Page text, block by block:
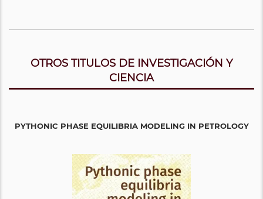
OTROS TITULOS DE INVESTIGACIÓN Y
CIENCIA
PYTHONIC PHASE EQUILIBRIA MODELING IN PETROLOGY